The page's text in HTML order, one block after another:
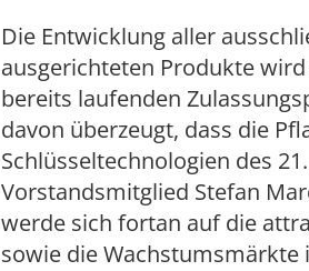
Die Entwicklung aller
ausgerichteten Produkte
bereits laufenden
davon überzeugt, dass die
Schlüsseltechnologien des
Vorstandsmitglied Stefan
werde sich fortan auf die
sowie die Wachstumsmärkte